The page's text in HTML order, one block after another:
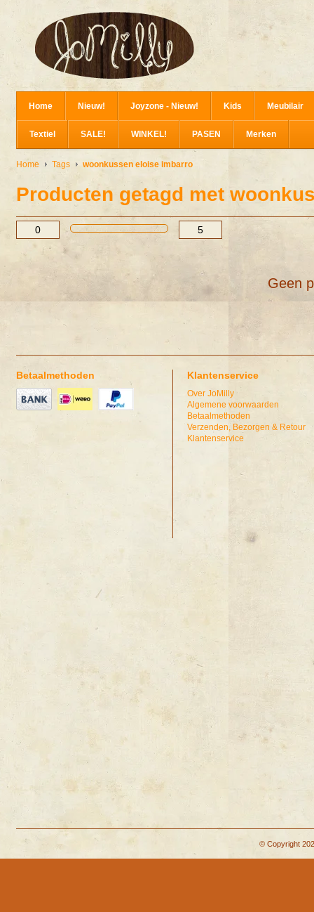
Home Nieuw! Joyzone - Nieuw! Kids Meubilair
Textiel SALE! WINKEL! PASEN Merken
Home Tags woonkussen eloise imbarro
Producten getagd met
Geen
Betaalmethoden Klantenservice
Over JoMilly
Algemene voorwaarden
Betaalmethoden
Verzenden, Bezorgen & Retour
Klantenservice
© Copyright